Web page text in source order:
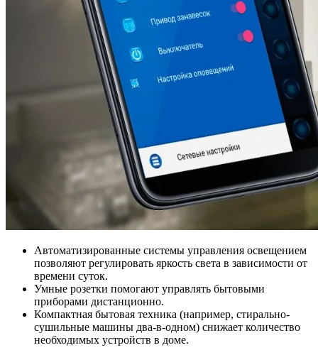
Автоматизированные системы управления освещением
позволяют регулировать яркость света в зависимости от
времени суток.
Умные розетки помогают управлять бытовыми
приборами дистанционно.
Компактная бытовая техника (например, стирально-
сушильные машины два-в-одном) снижает количество
необходимых устройств в доме.